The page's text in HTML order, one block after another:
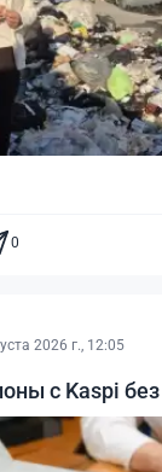
0
2026 г., 12:05
с Kaspi